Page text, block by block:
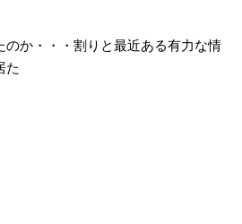
のか・・・割りと最近ある有力な情
た